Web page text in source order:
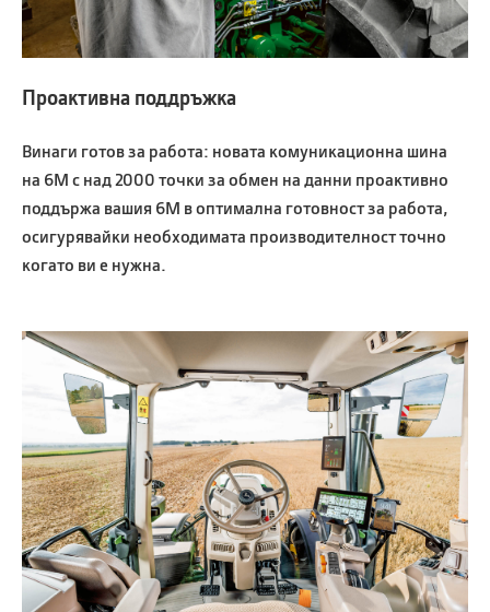
Проактивна поддръжка
Винаги готов за работа: новата комуникационна шина
на 6M с над 2000 точки за обмен на данни проактивно
поддържа вашия 6M в оптимална готовност за работа,
осигурявайки необходимата производителност точно
когато ви е нужна.